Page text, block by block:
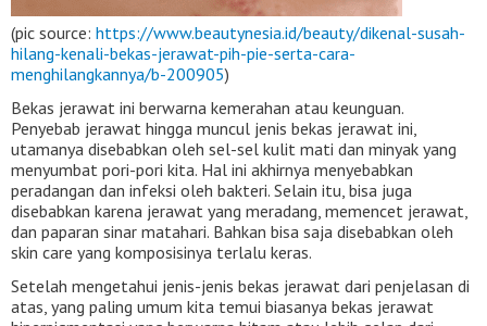
(pic source: https://www.beautynesia.id/beauty/dikenal-susah-
hilang-kenali-bekas-jerawat-pih-pie-serta-cara-
menghilangkannya/b-200905)
Bekas jerawat ini berwarna kemerahan atau keunguan.
Penyebab jerawat hingga muncul jenis bekas jerawat ini,
utamanya disebabkan oleh sel-sel kulit mati dan minyak yang
menyumbat pori-pori kita. Hal ini akhirnya menyebabkan
peradangan dan infeksi oleh bakteri. Selain itu, bisa juga
disebabkan karena jerawat yang meradang, memencet jerawat,
dan paparan sinar matahari. Bahkan bisa saja disebabkan oleh
skin care yang komposisinya terlalu keras.
Setelah mengetahui jenis-jenis bekas jerawat dari penjelasan di
atas, yang paling umum kita temui biasanya bekas jerawat